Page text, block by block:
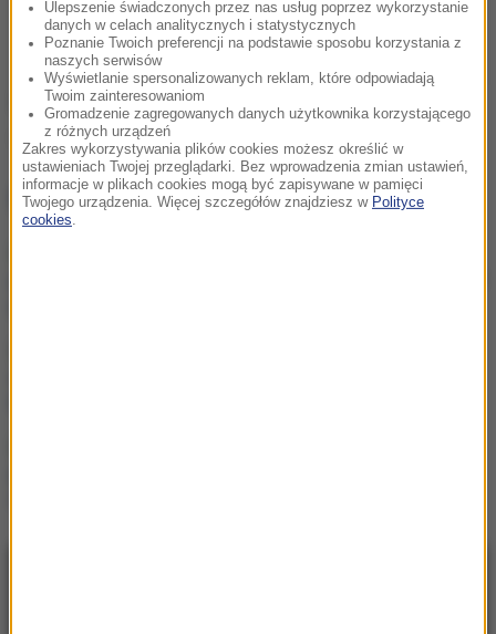
Źródło: PAP
Tagi:Norwegiazderzenie
NAJWAŻNIEJSZE FAKTY
Ulepszenie świadczonych przez nas usług poprzez wykorzystanie
danych w celach analitycznych i statystycznych
Poznanie Twoich preferencji na podstawie sposobu korzystania z
naszych serwisów
Wyświetlanie spersonalizowanych reklam, które odpowiadają
Twoim zainteresowaniom
Gromadzenie zagregowanych danych użytkownika korzystającego
z różnych urządzeń
Zakres wykorzystywania plików cookies możesz określić w
ustawieniach Twojej przeglądarki. Bez wprowadzenia zmian ustawień,
informacje w plikach cookies mogą być zapisywane w pamięci
Twojego urządzenia. Więcej szczegółów znajdziesz w Polityce
cookies